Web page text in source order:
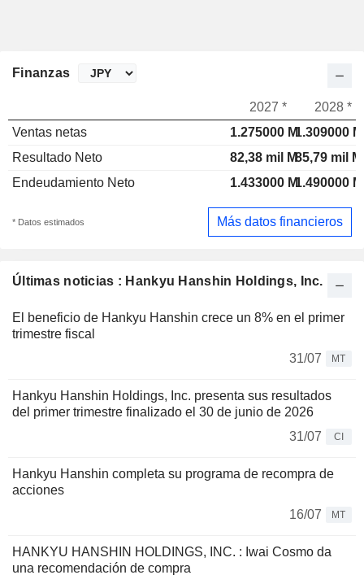
Últimas noticias : Hankyu Hanshin Holdings, Inc.
El beneficio de Hankyu Hanshin crece un 8% en el primer
trimestre fiscal
31/07
MT
Hankyu Hanshin Holdings, Inc. presenta sus resultados
del primer trimestre finalizado el 30 de junio de 2026
31/07
CI
Hankyu Hanshin completa su programa de recompra de
acciones
16/07
MT
HANKYU HANSHIN HOLDINGS, INC. : Iwai Cosmo da
una recomendación de compra
Finanzas
2027 *
2028 *
Ventas netas
1.275000 M1.309000 M
Resultado Neto
82,38 mil M85,79 mil M
Endeudamiento Neto
1.433000 M1.490000 M
* Datos estimados Más datos financieros